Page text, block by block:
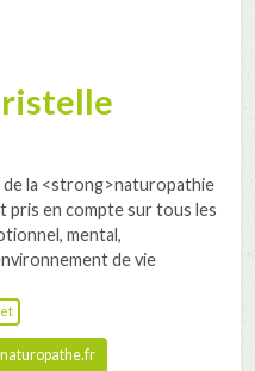
de la <strong>naturopathie
pris en compte sur tous les
mental,
de vie